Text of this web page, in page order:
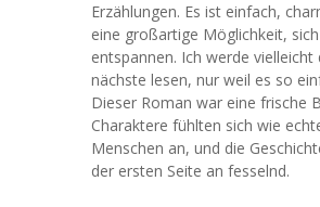
Erzählungen. Es ist einfach,
eine großartige Möglichkeit,
entspannen. Ich werde vielleicht
nächste lesen, nur weil es so
Dieser Roman war eine frische
Charaktere fühlten sich wie
Menschen an, und die
der ersten Seite an fesselnd.